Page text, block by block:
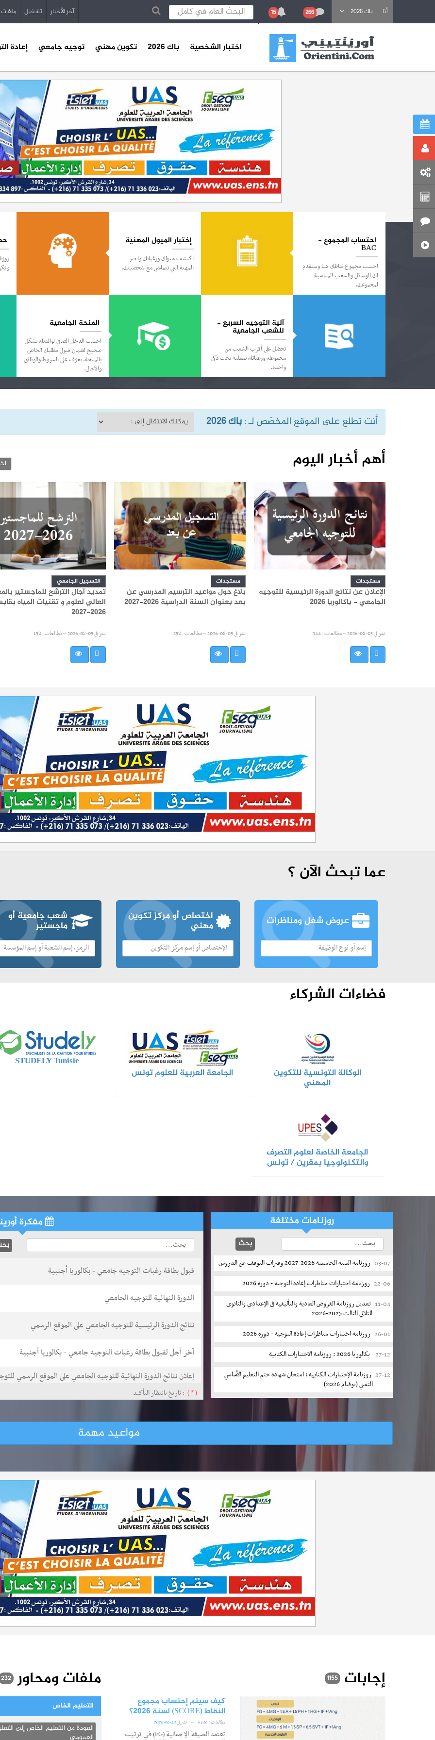
أنا باك 2026
باحث عن تكوين
266
15 آخر الأخبار تشغيل ملفات
اختبار الشخصية باك 2026 تكوين مهني توجيه جامعي إعادة
إختبار الميول المهنية
اكتشف ميولك ورغباتك واختر
المهنة التي تتماشى مع شخصيتك.
احتساب المجموع -
BAC
احسب مجموع نقاطك هنا وسنقدم
لك الوسائل والشعب المناسبة
لمجموعك.
آلية التوجيه السريع -
للشعب الجامعية
تحصّل على أقرب الشعب من
مجموعك ورغباتك بعملية بحث ذكي
واحدة.
المنحة الجامعية
احسب الدخل الصافي لوالديك بشكل
صحيح لضمان قبول مطلبك الخاص
بالمنحة. تعرّف على الشروط والوثائق
والآجال.
أنت تطلع على الموقع المخصّص لـ : ‎باك 2026
أهم أخبار اليوم
التسجيل الجامعي
تمديد آجال الترشح للماجستير
العالي لعلوم و تقنيات المياه
2026-2027
نشر في05-08-2026 – مطالعات : 158
مستجدات
بلاغ حول مواعيد الترسيم المدرسي عن
بعد بعنوان السنة الدراسية 2026-2027
نشر في05-08-2026 – مطالعات : 258
مستجدات
الإعلان عن نتائج الدورة الرئيسية للتوجيه
الجامعي - باكالوريا 2026
نشر في05-08-2026 – مطالعات : 344
عما تبحث الآن ؟
عروض شغل ومناظرات اختصاص أو مركز تكوين
مهني
شعب جامعية أو
ماجستير
فضاءات الشركاء
الوكالة التونسية للتكوين
المهني
الجامعة العربية للعلوم تونس
STUDELY Tunisie
الجامعة الخاصة لعلوم التصرف
والتكنولوجيا بمقرين / تونس
روزنامات مختلفة
03-07 روزنامة السنة الجامعية 2026-2027 وفترات التوقف عن الدروس
22-06 روزنامة اختبارات مناظرات إعادة التوجيه - دورة 2026
11-04 تعديل روزنامة الفروض العادية والتأليفية في الإعدادي والثانوي
للثلاثي الثالث 2025-2026
26-01 روزنامة اختبارات مناظرات إعادة التوجيه - دورة 2026
27-12 بكالوريا 2026 : روزنامة الاختبارات الكتابية
27-12 روزنامة الإختبارات الكتابية : امتحان شهادة ختم التعليم الأساسي
التقني (نوفيام 2026)
روزنامة الإختبارات الكتابية - امتحان شهادة ختم التعليم الأساسي
مفكرة
قبول بطاقة رغبات التوجيه جامعي - بكالوريا أجنبية
الدورة النهائية للتوجيه الجامعي
نتائج الدورة الرئيسية للتوجيه الجامعي على الموقع الرسمي
آخر أجل لقبول بطاقة رغبات التوجيه جامعي - بكالوريا أجنبية
إعلان نتائج الدورة النهائية للتوجيه الجامعي على الموقع الرسمي
إرسال مطالب إعادة التوجيه لأسباب (عادية، صحية واجتماعية)
( * ) : تاريخ بانتظار التأكيد
مواعيد مهمة
إجابات 1155
كيف سيتم إحتساب مجموع
النقاط (SCORE) لسنة 2026؟
نشر في – مطالعات : 6446
تعتمد الصيغة الإجمالية (FG) في ترتيب
ملفات ومحاور 232
التعليم الخاص
العودة من التعليم الخاص إلى
العمومي